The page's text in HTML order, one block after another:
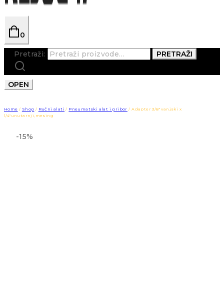
0
Pretraži: PRETRAŽI
OPEN
Home / Shop / Ručni alati / Pneumatski alat i pribor / Adapter 3/8″ vanjski x
1/4″unutarnji,mesing
-15%